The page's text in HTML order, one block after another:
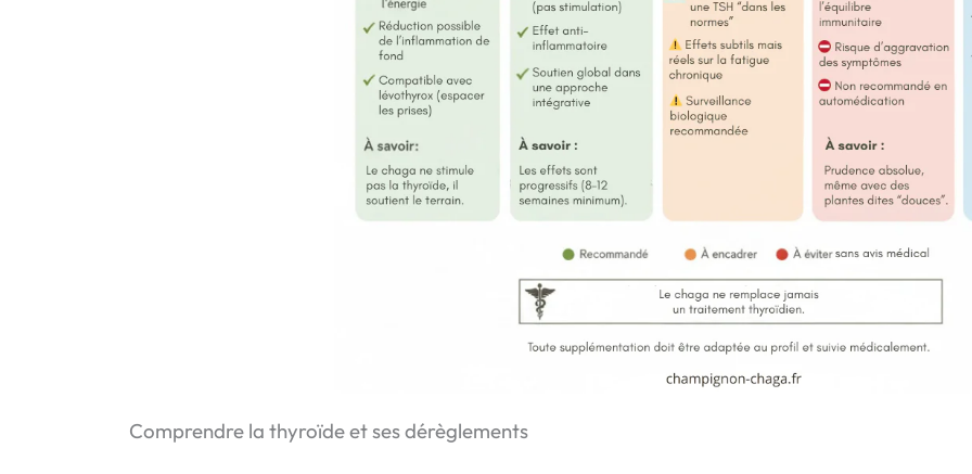
Comprendre la thyroïde et ses dérèglements